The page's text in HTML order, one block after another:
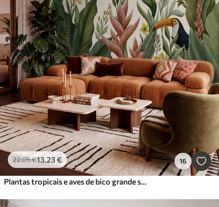
22.05€13.23€ 16
Plantas tropicais e aves de bico grande sobre fundo claro